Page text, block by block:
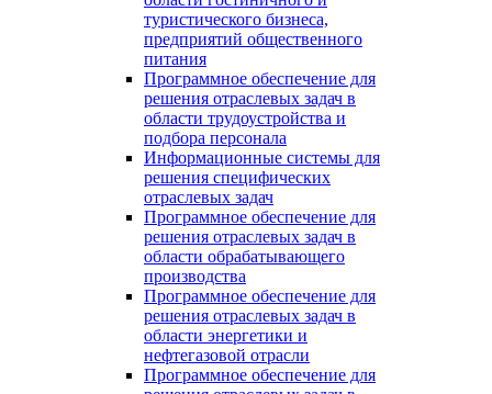
туристического бизнеса,
предприятий общественного
питания
Программное обеспечение для
решения отраслевых задач в
области трудоустройства и
подбора персонала
Информационные системы для
решения специфических
отраслевых задач
Программное обеспечение для
решения отраслевых задач в
области обрабатывающего
производства
Программное обеспечение для
решения отраслевых задач в
области энергетики и
нефтегазовой отрасли
Программное обеспечение для